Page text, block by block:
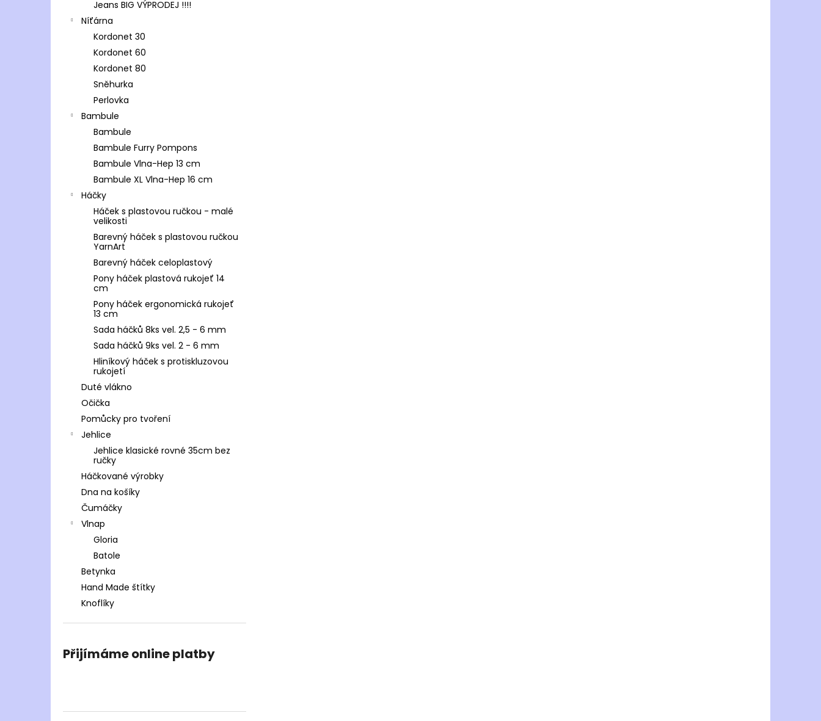
Jeans BIG VÝPRODEJ !!!!
Níťárna
Kordonet 30
Kordonet 60
Kordonet 80
Sněhurka
Perlovka
Bambule
Bambule
Bambule Furry Pompons
Bambule Vlna-Hep 13 cm
Bambule XL Vlna-Hep 16 cm
Háčky
Háček s plastovou ručkou - malé
velikosti
Barevný háček s plastovou ručkou
YarnArt
Barevný háček celoplastový
Pony háček plastová rukojeť 14
cm
Pony háček ergonomická rukojeť
13 cm
Sada háčků 8ks vel. 2,5 - 6 mm
Sada háčků 9ks vel. 2 - 6 mm
Hliníkový háček s protiskluzovou
rukojetí
Duté vlákno
Očička
Pomůcky pro tvoření
Jehlice
Jehlice klasické rovné 35cm bez
ručky
Háčkované výrobky
Dna na košíky
Čumáčky
Vlnap
Gloria
Batole
Betynka
Hand Made štítky
Knoflíky
Přijímáme online platby